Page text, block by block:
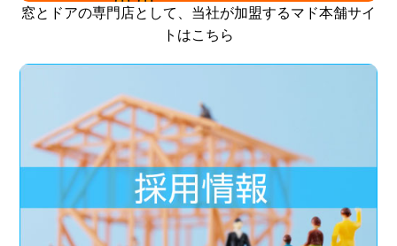
窓とドアの専門店として、当社が加盟するマド本舗サイ
トはこちら